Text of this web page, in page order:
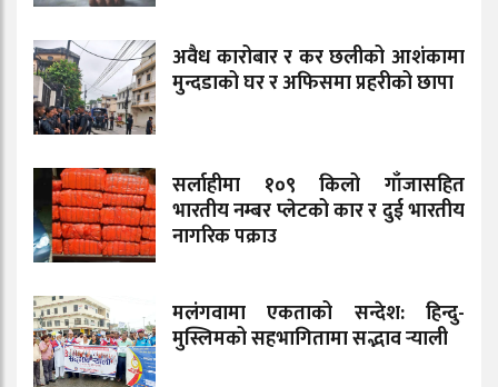
अवैध कारोबार र कर छलीको आशंकामा
मुन्दडाको घर र अफिसमा प्रहरीको छापा
सर्लाहीमा १०९ किलो गाँजासहित
भारतीय नम्बर प्लेटको कार र दुई भारतीय
नागरिक पक्राउ
मलंगवामा एकताको सन्देश: हिन्दु-
मुस्लिमको सहभागितामा सद्भाव र्‍याली